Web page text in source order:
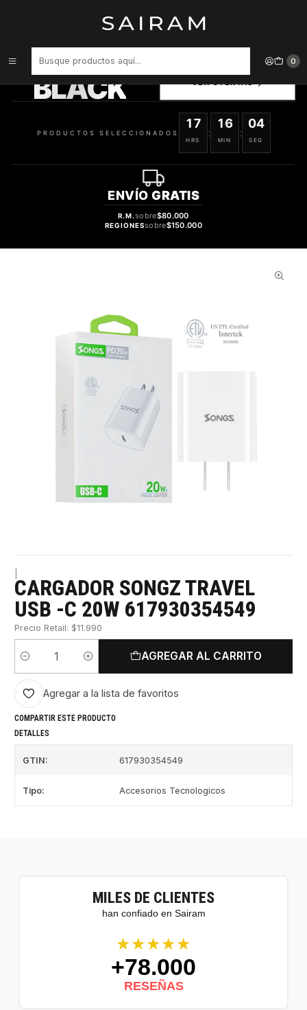
0
Cargador Songz Travel Usb -C 20W 617930354549
BLACK
SELECCIONADOS
PRODUCTOS SELECCIONADOS
17
HRS
:
16
MIN
:
03
SEG
ENVÍO GRATIS
R.M.sobre$80.000
REGIONESsobre$150.000
CARGADOR SONGZ TRAVEL
USB -C 20W 617930354549
Precio Retail: $11.990
Cantidad
AGREGAR AL CARRITO
Agregar a la lista de favoritos
COMPARTIR ESTE PRODUCTO
DETALLES
GTIN: 617930354549
Tipo: Accesorios Tecnologicos
MILES DE CLIENTES
han confiado en Sairam
★★★★★
+78.000
RESEÑAS